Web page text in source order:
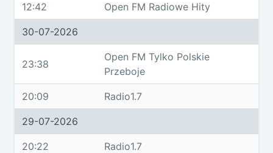
12:42 Open FM Radiowe Hity
30-07-2026
23:38
Open FM Tylko Polskie
Przeboje
20:09 Radio1.7
29-07-2026
20:22 Radio1.7